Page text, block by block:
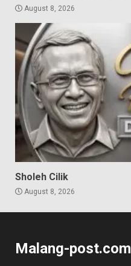
August 8, 2026
Sholeh Cilik
August 8, 2026
Malang-post.com